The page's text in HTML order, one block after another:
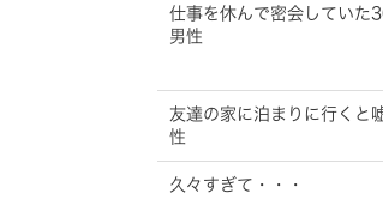
仕事を休んで密会していた
男性
友達の家に泊まりに行くと
性
久々すぎて・・・